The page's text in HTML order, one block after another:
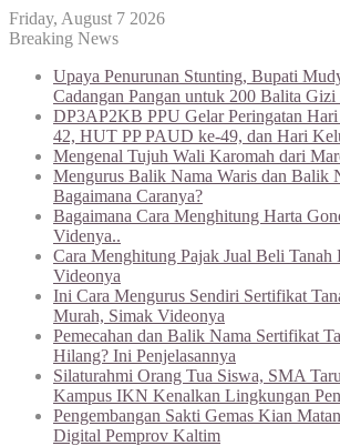
Friday, August 7 2026
Breaking News
Upaya Penurunan Stunting, Bupati
Cadangan Pangan untuk 200 Balita
DP3AP2KB PPU Gelar Peringatan
42, HUT PP PAUD ke-49, dan Hari
Mengenal Tujuh Wali Karomah dari
Mengurus Balik Nama Waris dan Balik
Bagaimana Caranya?
Bagaimana Cara Menghitung Harta
Videnya..
Cara Menghitung Pajak Jual Beli Tanah
Videonya
Ini Cara Mengurus Sendiri Sertifikat
Murah, Simak Videonya
Pemecahan dan Balik Nama Sertifikat
Hilang? Ini Penjelasannya
Silaturahmi Orang Tua Siswa, SMA
Kampus IKN Kenalkan Lingkungan
Pengembangan Sakti Gemas Kian
Digital Pemprov Kaltim